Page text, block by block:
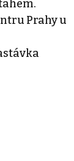
Prahy u